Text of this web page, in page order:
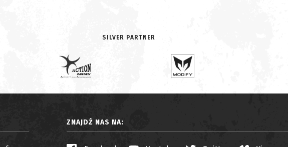
SILVER PARTNER
ZNAJDŹ NAS NA: